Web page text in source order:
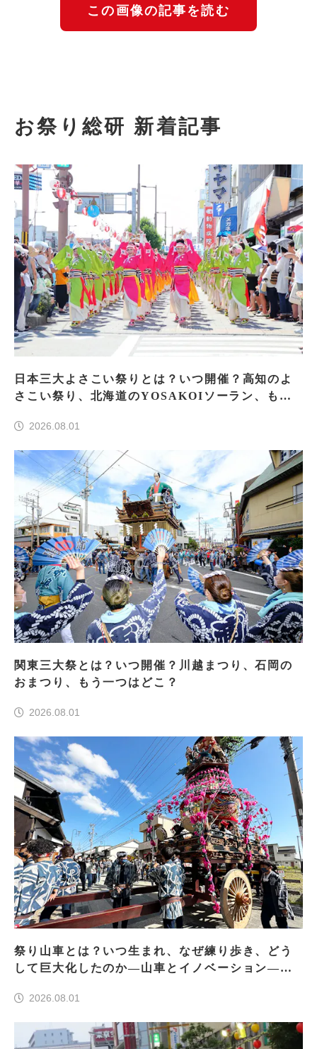
この画像の記事を読む
お祭り総研 新着記事
日本三大よさこい祭りとは？いつ開催？高知のよ
さこい祭り、北海道のYOSAKOIソーラン、もう
2026.08.01
関東三大祭とは？いつ開催？川越まつり、石岡の
おまつり、もう一つはどこ？
2026.08.01
祭り山車とは？いつ生まれ、なぜ練り歩き、どう
して巨大化したのか―山車とイノベーション―＜
2026.08.01